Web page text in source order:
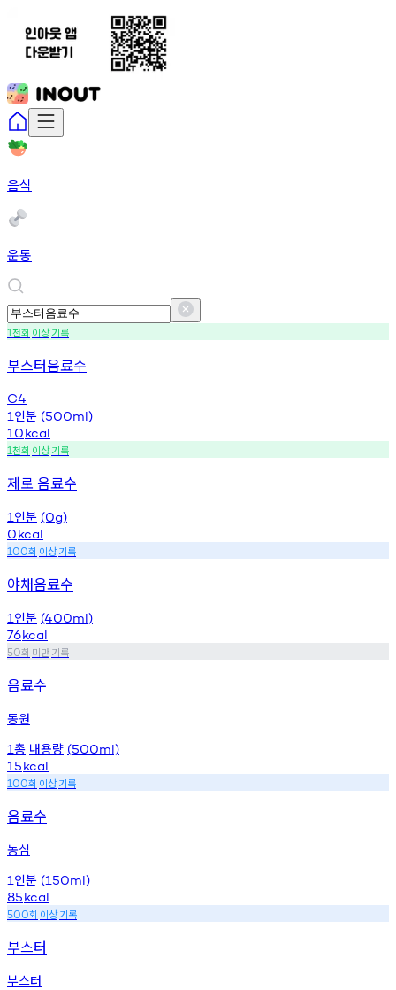
음식
운동
1천회 이상기록
부스터음료수
C4
1 인분 (500ml)
10kcal
1천회 이상기록
제로 음료수
1 인분 (0g)
0kcal
100회 이상기록
야채음료수
1 인분 (400ml)
76kcal
50회 미만기록
음료수
동원
1총 내용량 (500ml)
15kcal
100회 이상기록
음료수
농심
1 인분 (150ml)
85kcal
500회 이상기록
부스터
부스터